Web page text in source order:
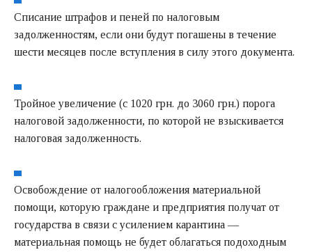
Списание штрафов и пеней по налоговым
задолженностям, если они будут погашены в течение
шести месяцев после вступления в силу этого документа.
Тройное увеличение (с 1020 грн. до 3060 грн.) порога
налоговой задолженности, по которой не взыскивается
налоговая задолженность.
Освобождение от налогообложения материальной
помощи, которую граждане и предприятия получат от
государства в связи с усилением карантина —
материальная помощь не будет облагаться подоходным